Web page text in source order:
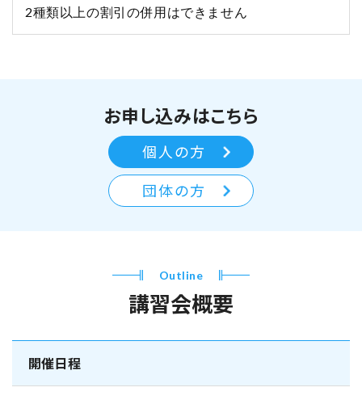
2種類以上の割引の併用はできません
お申し込みはこちら
個人の方
団体の方
Outline
講習会概要
開催日程